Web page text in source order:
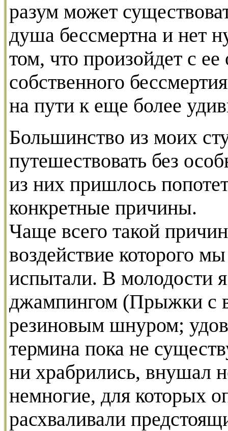
разум может
душа бессмертна и нет
том, что произойдет с
собственного
на пути к еще более
Большинство из моих
путешествовать без
из них пришлось
конкретные причины.
Чаще всего такой
воздействие которого
испытали. В молодости
джампингом (Прыжки с
резиновым шнуром;
термина пока не
ни храбрились, внушал
немногие, для которых
расхваливали